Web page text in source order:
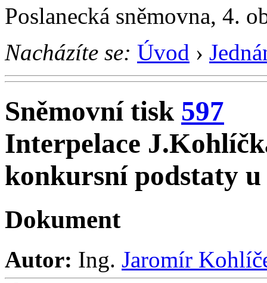
Poslanecká sněmovna, 4.
Nacházíte se: Úvod ›
Sněmovní tisk 597
Interpelace
konkursní podstaty
Dokument
Autor: Ing. Jaromír